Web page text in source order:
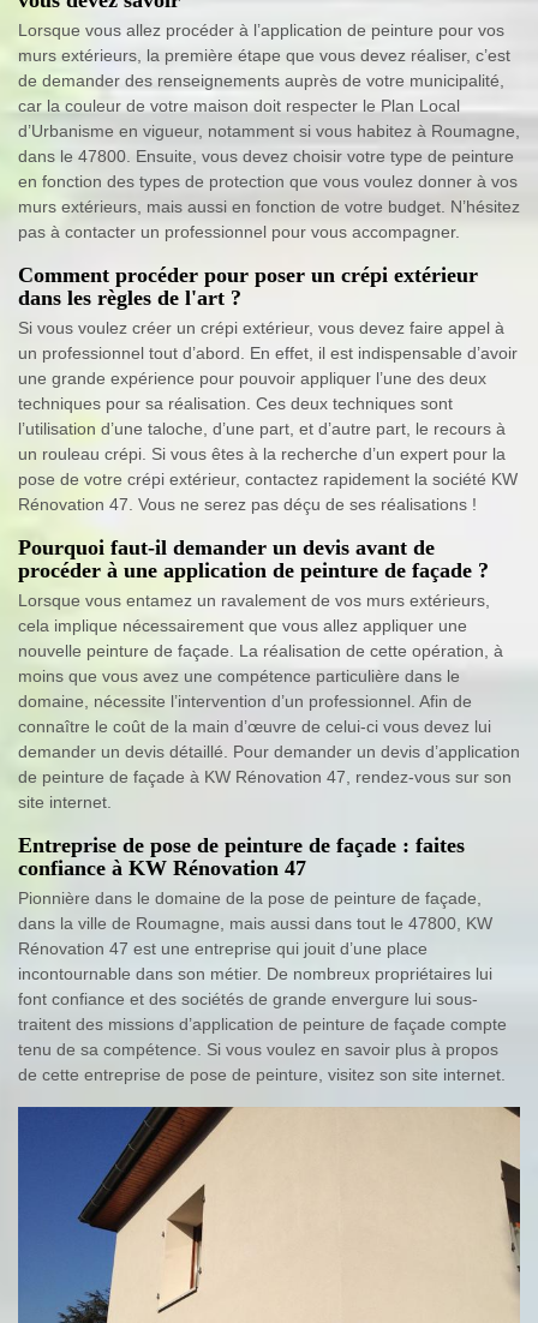
Lorsque vous allez procéder à l’application de peinture pour vos
murs extérieurs, la première étape que vous devez réaliser, c’est
de demander des renseignements auprès de votre municipalité,
car la couleur de votre maison doit respecter le Plan Local
d’Urbanisme en vigueur, notamment si vous habitez à Roumagne,
dans le 47800. Ensuite, vous devez choisir votre type de peinture
en fonction des types de protection que vous voulez donner à vos
murs extérieurs, mais aussi en fonction de votre budget. N’hésitez
pas à contacter un professionnel pour vous accompagner.
Comment procéder pour poser un crépi extérieur
dans les règles de l'art ?
Si vous voulez créer un crépi extérieur, vous devez faire appel à
un professionnel tout d’abord. En effet, il est indispensable d’avoir
une grande expérience pour pouvoir appliquer l’une des deux
techniques pour sa réalisation. Ces deux techniques sont
l’utilisation d’une taloche, d’une part, et d’autre part, le recours à
un rouleau crépi. Si vous êtes à la recherche d’un expert pour la
pose de votre crépi extérieur, contactez rapidement la société KW
Rénovation 47. Vous ne serez pas déçu de ses réalisations !
Pourquoi faut-il demander un devis avant de
procéder à une application de peinture de façade ?
Lorsque vous entamez un ravalement de vos murs extérieurs,
cela implique nécessairement que vous allez appliquer une
nouvelle peinture de façade. La réalisation de cette opération, à
moins que vous avez une compétence particulière dans le
domaine, nécessite l’intervention d’un professionnel. Afin de
connaître le coût de la main d’œuvre de celui-ci vous devez lui
demander un devis détaillé. Pour demander un devis d’application
de peinture de façade à KW Rénovation 47, rendez-vous sur son
site internet.
Entreprise de pose de peinture de façade : faites
confiance à KW Rénovation 47
Pionnière dans le domaine de la pose de peinture de façade,
dans la ville de Roumagne, mais aussi dans tout le 47800, KW
Rénovation 47 est une entreprise qui jouit d’une place
incontournable dans son métier. De nombreux propriétaires lui
font confiance et des sociétés de grande envergure lui sous-
traitent des missions d’application de peinture de façade compte
tenu de sa compétence. Si vous voulez en savoir plus à propos
de cette entreprise de pose de peinture, visitez son site internet.